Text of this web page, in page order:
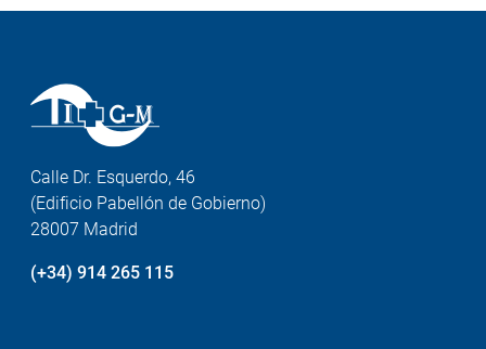
Calle Dr. Esquerdo, 46
(Edificio Pabellón de Gobierno)
28007 Madrid
(+34) 914 265 115